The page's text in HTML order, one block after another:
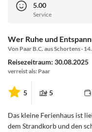
5.00
Service
Wer Ruhe und
Von Paar B.C. aus Schortens ·
Reisezeitraum: 30.08.2025
verreist als: Paar
5 5
Das kleine Ferienhaus ist
dem Strandkorb und den